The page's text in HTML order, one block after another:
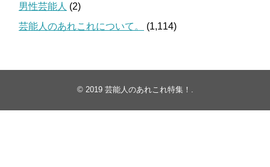
男性芸能人 (2)
芸能人のあれこれについて。
(1,114)
© 2019 芸能人のあれこれ特集！